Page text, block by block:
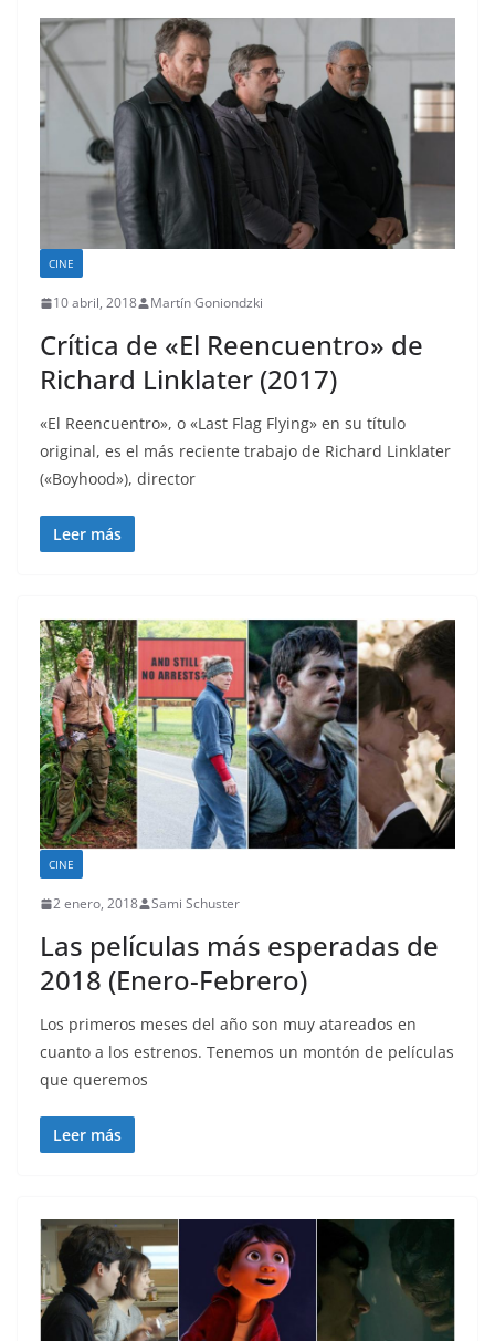
CINE
10 abril, 2018 Martín Goniondzki
Crítica de «El Reencuentro» de
Richard Linklater (2017)
«El Reencuentro», o «Last Flag Flying» en su título
original, es el más reciente trabajo de Richard Linklater
(«Boyhood»), director
Leer más
CINE
2 enero, 2018 Sami Schuster
Las películas más esperadas de
2018 (Enero-Febrero)
Los primeros meses del año son muy atareados en
cuanto a los estrenos. Tenemos un montón de películas
que queremos
Leer más